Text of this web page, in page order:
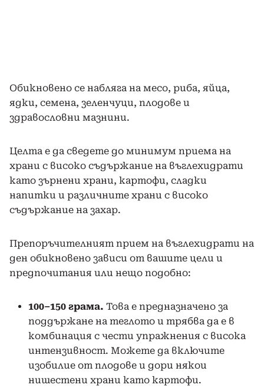
Обикновено се набляга на месо, риба, яйца,
ядки, семена, зеленчуци, плодове и
здравословни мазнини.
Целта е да сведете до минимум приема на
храни с високо съдържание на въглехидрати
като зърнени храни, картофи, сладки
напитки и различните храни с високо
съдържание на захар.
Препоръчителният прием на въглехидрати на
ден обикновено зависи от вашите цели и
предпочитания или нещо подобно:
100–150 грама. Това е предназначено за
поддържане на теглото и трябва да е в
комбинация с чести упражнения с висока
интензивност. Можете да включите
изобилие от плодове и дори някои
нишестени храни като картофи.